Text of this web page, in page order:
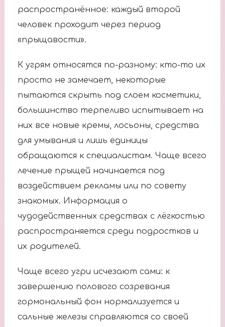
распространённое: каждый второй
человек проходит через период
«прыщавости».
К угрям относятся по-разному: кто-то их
просто не замечает, некоторые
пытаются скрыть под слоем косметики,
большинство терпеливо испытывает на
них все новые кремы, лосьоны, средства
для умывания и лишь единицы
обращаются к специалистам. Чаще всего
лечение прыщей начинается под
воздействием рекламы или по совету
знакомых. Информация о
чудодейственных средствах с лёгкостью
распространяется среди подростков и
их родителей.
Чаще всего угри исчезают сами: к
завершению полового созревания
гормональный фон нормализуется и
сальные железы справляются со своей